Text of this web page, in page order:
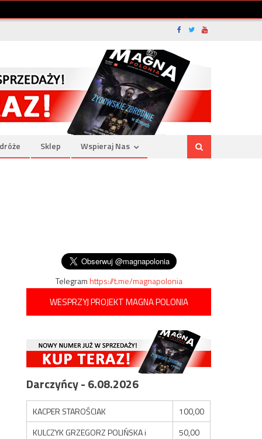
Sklep Wspieraj Nas
Telegramhttps://t.me/magnapolonia
WESPRZYJ PROJEKT MAGNA POLONIA
Darczyńcy - 6.08.2026
KACPER STAROŚCIAK
100,00
KULCZYK GRZEGORZ POLIŃSKA i
50,00